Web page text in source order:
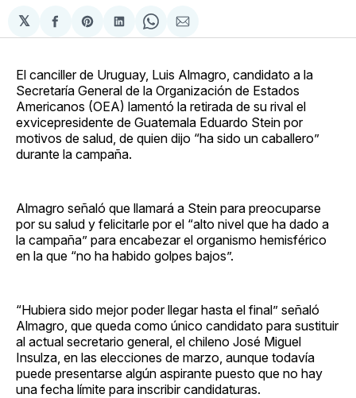
𝕏
Compartir
en
Share
on
Compartir
en
Share
on
Compartir
via
El canciller de Uruguay, Luis Almagro, candidato a la
Secretaría General de la Organización de Estados
Americanos (OEA) lamentó la retirada de su rival el
exvicepresidente de Guatemala Eduardo Stein por
motivos de salud, de quien dijo “ha sido un caballero”
durante la campaña.
Almagro señaló que llamará a Stein para preocuparse
por su salud y felicitarle por el “alto nivel que ha dado a
la campaña” para encabezar el organismo hemisférico
en la que “no ha habido golpes bajos”.
“Hubiera sido mejor poder llegar hasta el final” señaló
Almagro, que queda como único candidato para sustituir
al actual secretario general, el chileno José Miguel
Insulza, en las elecciones de marzo, aunque todavía
puede presentarse algún aspirante puesto que no hay
una fecha límite para inscribir candidaturas.